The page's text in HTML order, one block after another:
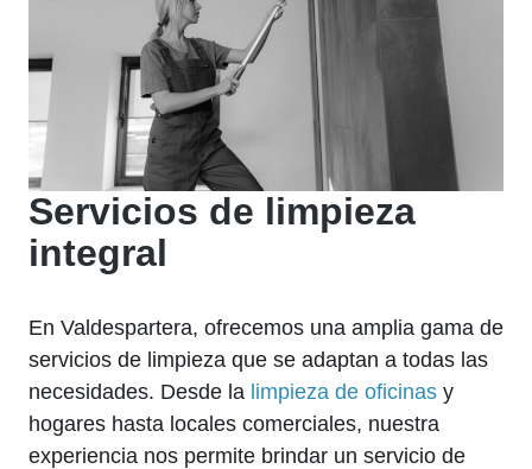
Servicios de limpieza
integral
En Valdespartera, ofrecemos una amplia gama de
servicios de limpieza que se adaptan a todas las
necesidades. Desde la limpieza de oficinas y
hogares hasta locales comerciales, nuestra
experiencia nos permite brindar un servicio de